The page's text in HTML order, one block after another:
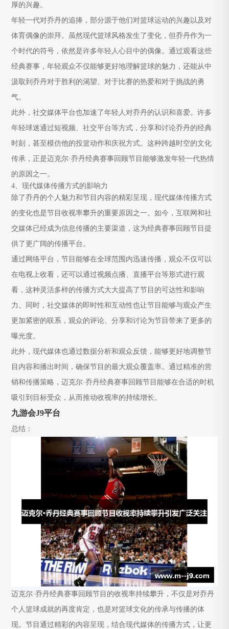
厚的兴趣。
年轻一代对乔丹的追捧，部分源于他们对篮球运动的兴趣以及对
体育偶像的崇拜。虽然现代篮球风格发生了变化，但乔丹作为一
个时代的符号，依然是许多年轻人心目中的偶像。通过观看这些
经典赛事，年轻观众不仅能够更好地理解篮球的魅力，还能从中
汲取到乔丹对于胜利的渴望、对于比赛的热爱和对于挑战的勇
气。
此外，社交媒体平台也加速了年轻人对乔丹的认识和喜爱。许多
年轻球迷通过短视频、社交平台等方式，分享和讨论乔丹的经典
时刻，甚至模仿他的投篮动作和庆祝方式。这种跨越时空的文化
传承，正是迈克尔·乔丹经典赛事回顾节目能够激发年轻一代热情
的原因之一。
4、现代媒体传播方式的影响力
除了乔丹的个人魅力和节目内容的精彩呈现，现代媒体传播方式
的变化也是节目收视率攀升的重要原因之一。如今，互联网和社
交媒体已经成为信息传播的主要渠道，这为经典赛事回顾节目提
供了更广阔的传播平台。
通过网络平台，节目能够在全球范围内迅速传播，观众不仅可以
在电视上收看，还可以通过视频点播、直播平台等形式进行观
看，这种灵活多样的传播方式大大提高了节目的可达性和影响
力。同时，社交媒体的即时性和互动性也让节目能够与观众产生
更加紧密的联系，观众的评论、分享和讨论为节目带来了更多的
曝光度。
此外，现代媒体也通过数据分析和观众反馈，能够更好地调整节
目内容和播出时间，确保节目的最大观众覆盖率。通过精准的营
销和传播策略，迈克尔·乔丹经典赛事回顾节目能够在合适的时机
吸引到目标受众，从而推动收视率的持续增长。
九游会J9平台
总结：
迈克尔·乔丹经典赛事回顾节目的收视率持续攀升，不仅是对乔丹
个人篮球成就的再度肯定，也是对篮球文化的传承与传播的体
现。节目通过精彩的内容呈现，结合现代媒体的传播方式，让更